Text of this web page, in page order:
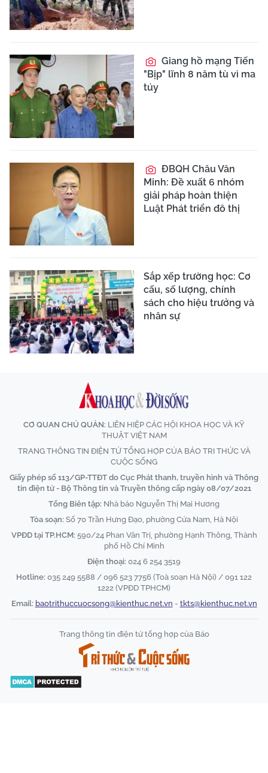
Giang hồ mạng Tiến
"Bịp" lĩnh 8 năm tù vì ma
túy
ĐBQH Châu Văn
Minh: Đề xuất 6 nhóm
giải pháp hoàn thiện
Luật Phát triển đô thị
Sắp xếp trường học: Cơ
cấu, số lượng, chính
sách cho hiệu trưởng và
nhân sự
CƠ QUAN CHỦ QUẢN: LIÊN HIỆP CÁC HỘI KHOA HỌC VÀ KỸ
THUẬT VIỆT NAM
TRANG THÔNG TIN ĐIỆN TỬ TỔNG HỢP CỦA BÁO TRI THỨC VÀ
CUỘC SỐNG
Giấy phép số 113/GP-TTĐT do Cục Phát thanh, truyền hình và Thông
tin điện tử - Bộ Thông tin và Truyền thông cấp ngày 08/07/2021
Tổng Biên tập: Nhà báo Nguyễn Thị Mai Hương
Tòa soạn: Số 70 Trần Hưng Đạo, phường Cửa Nam, Hà Nội
VPĐD tại TP.HCM: 590/24 Phan Văn Trị, phường Hạnh Thông, Thành
phố Hồ Chí Minh
Điện thoại: 024 6 254 3519
Hotline: 035 249 5588 / 096 523 7756 (Toà soạn Hà Nội) / 091 122
1222 (VPĐD TPHCM)
Email: baotrithuccuocsong@kienthuc.net.vn - tkts@kienthuc.net.vn
Trang thông tin điện tử tổng hợp của Báo